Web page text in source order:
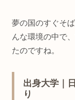
夢の国のすぐそ
んな環境の中で
たのですね。
出身大学｜
り